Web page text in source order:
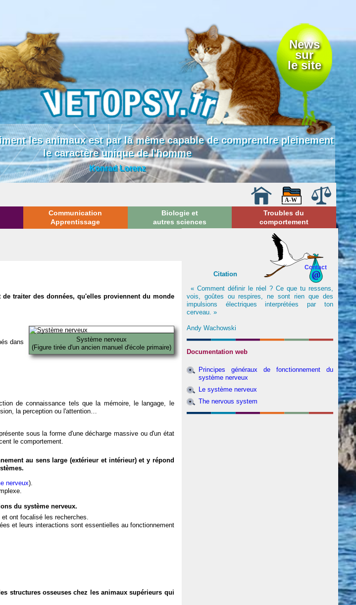
News
sur
le site
les animaux est par là même capable de comprendre pleinement
le caractère unique de l'homme
Konrad Lorenz
Communication
Apprentissage
Biologie et
autres sciences
Troubles du
comportement
traiter des données, qu'elles proviennent du monde
Système nerveux
(Figure tirée d'un ancien manuel d'école primaire)
dans
de connaissance tels que la mémoire, le langage, le
la perception ou l'attention…
sous la forme d'une décharge massive ou d'un état
le comportement.
au sens large (extérieur et intérieur) et y répond
nerveux).
du système nerveux.
ont focalisé les recherches.
et leurs interactions sont essentielles au fonctionnement
structures osseuses chez les animaux supérieurs qui
Contact
Citation
« Comment définir le réel ? Ce que tu ressens,
vois, goûtes ou respires, ne sont rien que des
impulsions électriques interprétées par ton
cerveau. »
Andy Wachowski
Documentation web
Principes généraux de fonctionnement du
système nerveux
Le système nerveux
The nervous system